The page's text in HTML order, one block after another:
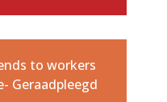
to workers
Geraadpleegd